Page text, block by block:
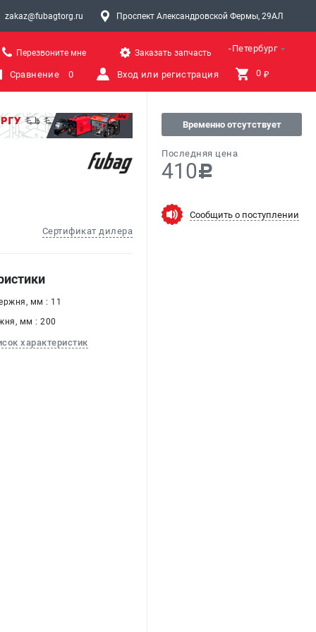
zakaz@fubagtorg.ru Проспект Александровской Фермы, 29АЛ
Санкт-Петербург
Перезвоните мне Заказать запчасть
Сравнение 0 Вход или регистрация 0 ₽
Сертификат дилера
Временно отсутствует
Последняя цена
410c
Сообщить о поступлении
мм : 11
мм : 200
характеристик